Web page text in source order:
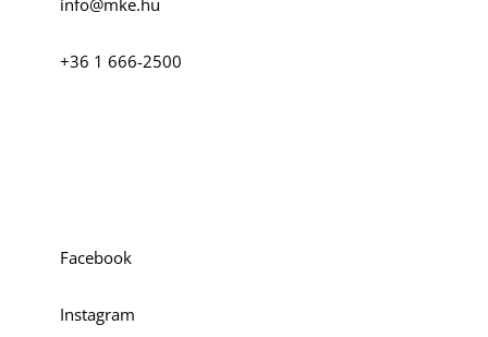
info@mke.hu
+36 1 666-2500
Facebook
Instagram